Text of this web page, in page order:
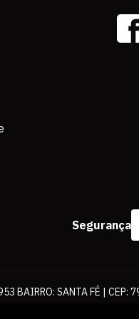
Segurança
BAIRRO: SANTA FÉ | CEP: